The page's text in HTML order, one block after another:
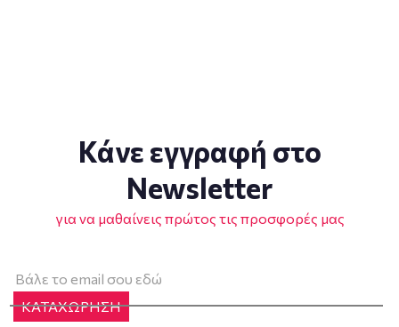
Κάνε εγγραφή στο
Newsletter
για να μαθαίνεις πρώτος τις προσφορές μας
ΚΑΤΑΧΩΡΗΣΗ